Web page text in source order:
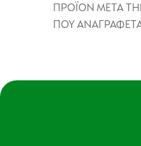
ΠΡΟΪΌΝ ΜΕΤΑ
ΠΟΥ